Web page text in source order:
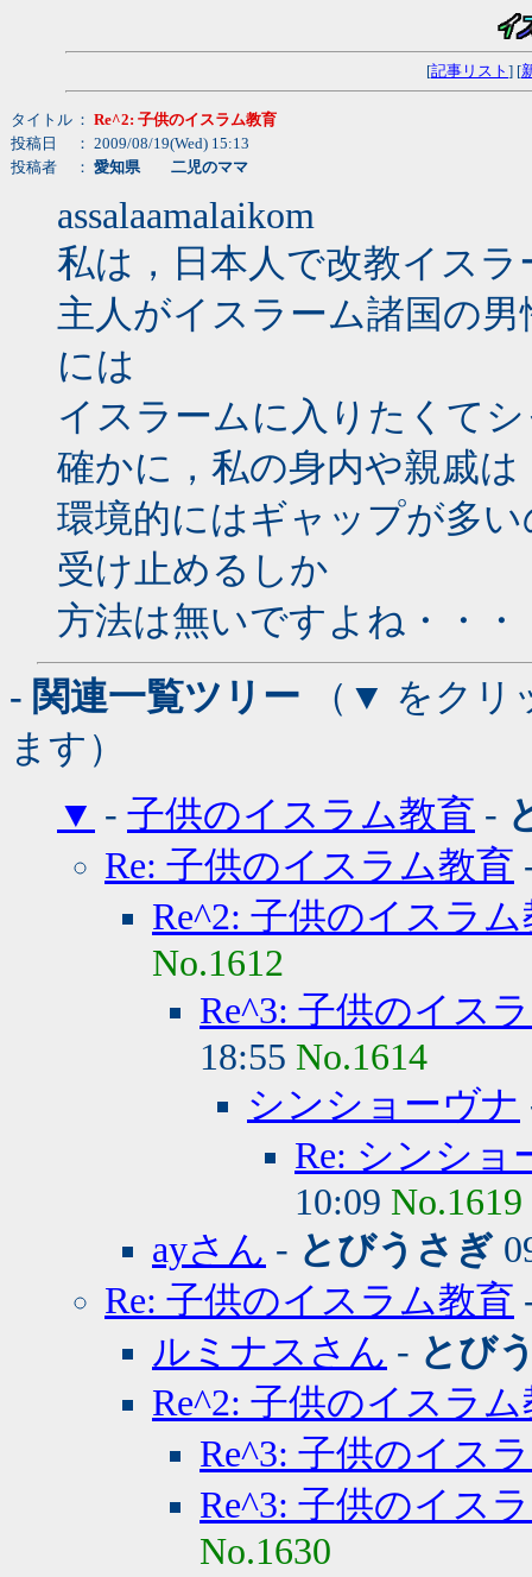
[記事リスト ] [
タイトル ： Re^2: 子供のイスラム教育
投稿日
： 2009/08/19(Wed) 15:13
投稿者
： 愛知県 二児のママ
assalaamalaikom
私は，日本人で改教イスラ
主人がイスラーム諸国の
には
イスラームに入りたくて
確かに，私の身内や親戚
環境的にはギャップが多
受け止めるしか
方法は無いですよね・・・
- 関連一覧ツリー （▼ をクリ
ます）
▼ - 子供のイスラム教育 -
Re: 子供のイスラム教育
Re^2: 子供のイスラ
No.1612
Re^3: 子供のイス
18:55 No.1614
シンショーヴナ
Re: シンショ
10:09 No.1619
ayさん - とびうさぎ
Re: 子供のイスラム教育
ルミナスさん - とび
Re^2: 子供のイスラ
Re^3: 子供のイス
Re^3: 子供のイス
No.1630